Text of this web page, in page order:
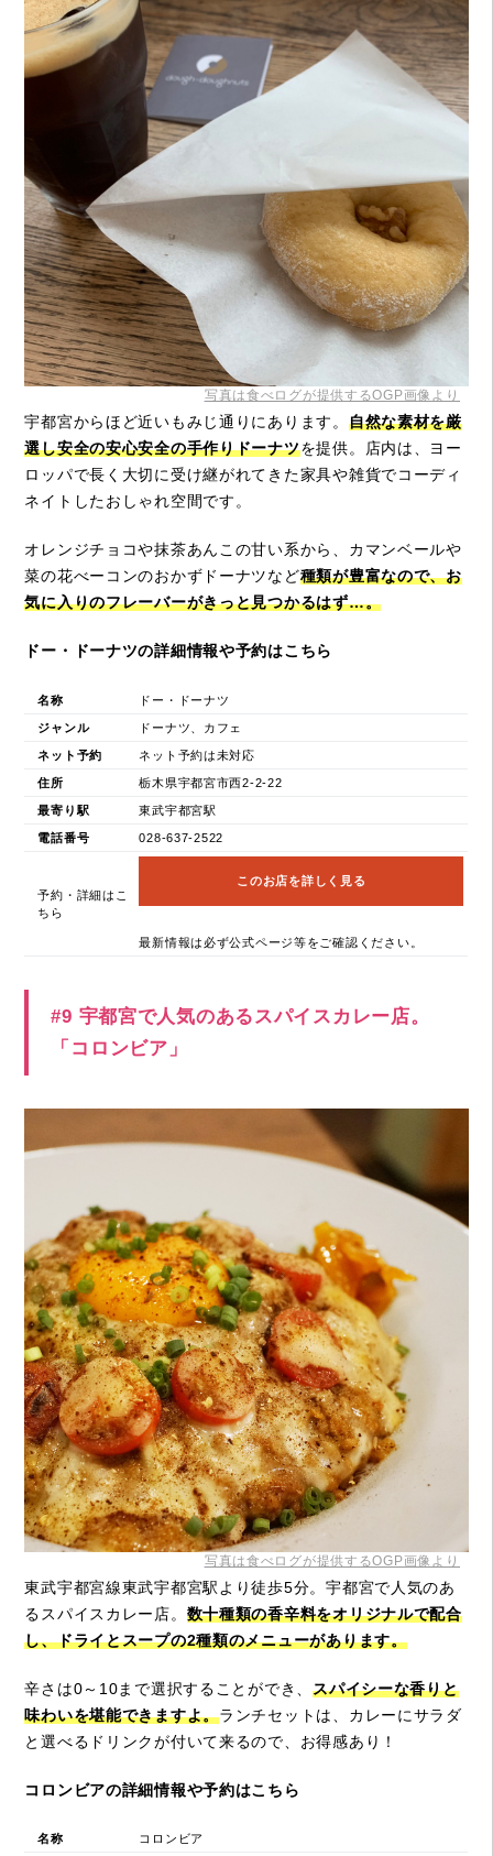
写真は食べログが提供するOGP画像より
宇都宮からほど近いもみじ通りにあります。 自然な素材を厳
選し安全の安心安全の手作りドーナツを提供。店内は、ヨー
ロッパで長く大切に受け継がれてきた家具や雑貨でコーディ
ネイトしたおしゃれ空間です。
オレンジチョコや抹茶あんこの甘い系から、カマンベールや
菜の花べーコンのおかずドーナツなど種類が豊富なので、お
気に入りのフレーバーがきっと見つかるはず…。
ドー・ドーナツの詳細情報や予約はこちら
名称 ドー・ドーナツ
ジャンル ドーナツ、カフェ
ネット予約 ネット予約は未対応
住所 栃木県宇都宮市西2-2-22
最寄り駅 東武宇都宮駅
電話番号 028-637-2522
予約・詳細はこ
ちら
このお店を詳しく見る
最新情報は必ず公式ページ等をご確認ください。
#9 宇都宮で人気のあるスパイスカレー店。
「コロンビア」
写真は食べログが提供するOGP画像より
東武宇都宮線東武宇都宮駅より徒歩5分。宇都宮で人気のあ
るスパイスカレー店。 数十種類の香辛料をオリジナルで配合
し、ドライとスープの2種類のメニューがあります。
辛さは0～10まで選択することができ、スパイシーな香りと
味わいを堪能できますよ。ランチセットは、カレーにサラダ
と選べるドリンクが付いて来るので、お得感あり！
コロンビアの詳細情報や予約はこちら
名称 コロンビア